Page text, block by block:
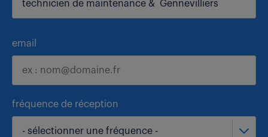
email
fréquence de réception
- sélectionner une fréquence -